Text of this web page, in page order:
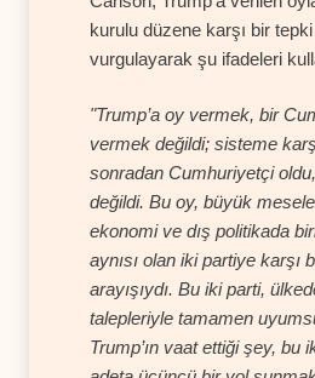
kurulu düzene karşı bir
vurgulayarak şu ifadeleri
"Trump’a oy vermek, bir
vermek değildi; sisteme
sonradan Cumhuriyetçi
değildi. Bu oy, büyük
ekonomi ve dış politikada
aynısı olan iki partiye karşı
arayışıydı. Bu iki parti,
talepleriyle tamamen
Trump’ın vaat ettiği şey, bu